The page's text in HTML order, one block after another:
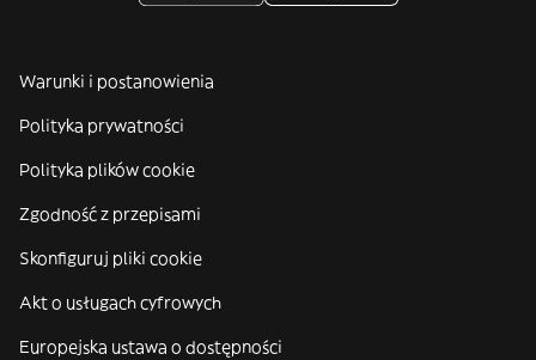
Warunki i postanowienia
Polityka prywatności
Polityka plików cookie
Zgodność z przepisami
Skonfiguruj pliki cookie
Akt o usługach cyfrowych
Europejska ustawa o dostępności